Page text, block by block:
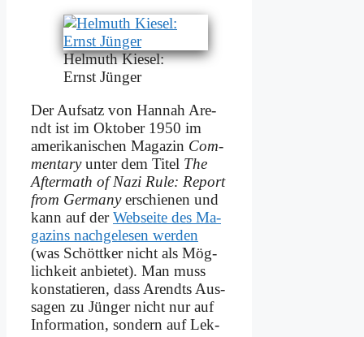
Hel­muth Kie­sel:
Ernst Jün­ger
Der Auf­satz von Han­nah Are­
ndt ist im Ok­to­ber 1950 im
ame­ri­ka­ni­schen Ma­ga­zin Com­
men­ta­ryun­ter dem Ti­tel The
Af­ter­math of Na­zi Ru­le: Re­port
from Ger­ma­nyer­schie­nen und
kann auf derWeb­sei­te des Ma­
ga­zins nach­ge­le­sen wer­den
(was Schött­ker nicht als Mög­
lich­keit an­bie­tet). Man muss
kon­sta­tie­ren, dass Are­ndts Aus­
sa­gen zu Jün­ger nicht nur auf
In­for­ma­ti­on, son­dern auf Lek­